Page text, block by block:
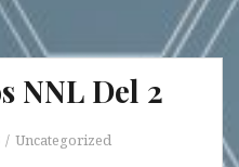
NNL Del 2
Uncategorized